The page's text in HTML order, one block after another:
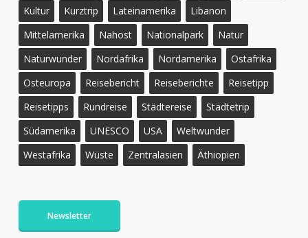
Kultur
Kurztrip Lateinamerika
Libanon
Mittelamerika
Nahost Nationalpark
Natur
Naturwunder
Nordafrika Nordamerika
Ostafrika
Osteuropa
Reisebericht Reiseberichte
Reisetipp
Reisetipps
Rundreise Städtereise
Städtetrip
Südamerika
UNESCO USA
Weltwunder
Westafrika
Wüste Zentralasien Äthiopien
Newsletter